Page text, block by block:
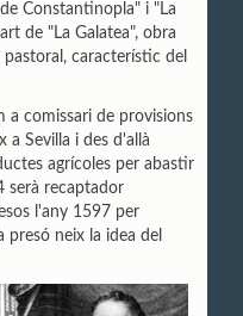
Constantinopla" i "La
de "La Galatea", obra
característic del
a comissari de provisions
a Sevilla i des d'allà
agrícoles per abastir
serà recaptador
l'any 1597 per
presó neix la idea del